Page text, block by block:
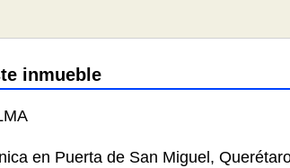
inmueble
en Puerta de San Miguel,